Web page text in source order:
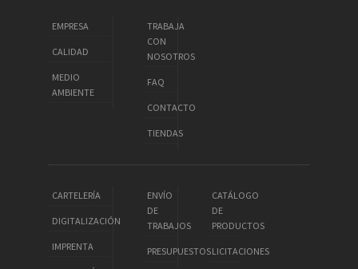
EMPRESA
CALIDAD
MEDIO
AMBIENTE
TRABAJA
CON
NOSOTROS
FAQ
CONTACTO
TIENDAS
CARTELERÍA
DIGITALIZACIÓN
IMPRENTA
ENVÍO
DE
TRABAJOS
PRESUPUESTOS
CATÁLOGO
DE
PRODUCTOS
LICITACIONES